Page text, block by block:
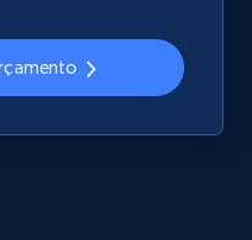
products by
Model number,